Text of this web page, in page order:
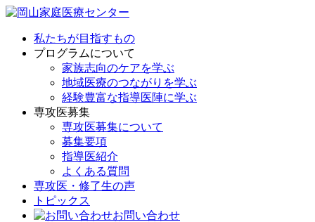
私たちが目指すもの
プログラムについて
家族志向のケアを学ぶ
地域医療のつながりを学ぶ
経験豊富な指導医陣に学ぶ
専攻医募集
専攻医募集について
募集要項
指導医紹介
よくある質問
専攻医・修了生の声
トピックス
お問い合わせ